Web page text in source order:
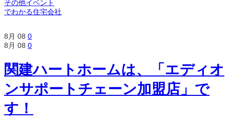
その他イベント
でわかる住宅会社
8月 08 0
8月 08 0
関建ハートホームは、「エディオ
ンサポートチェーン加盟店」で
す！